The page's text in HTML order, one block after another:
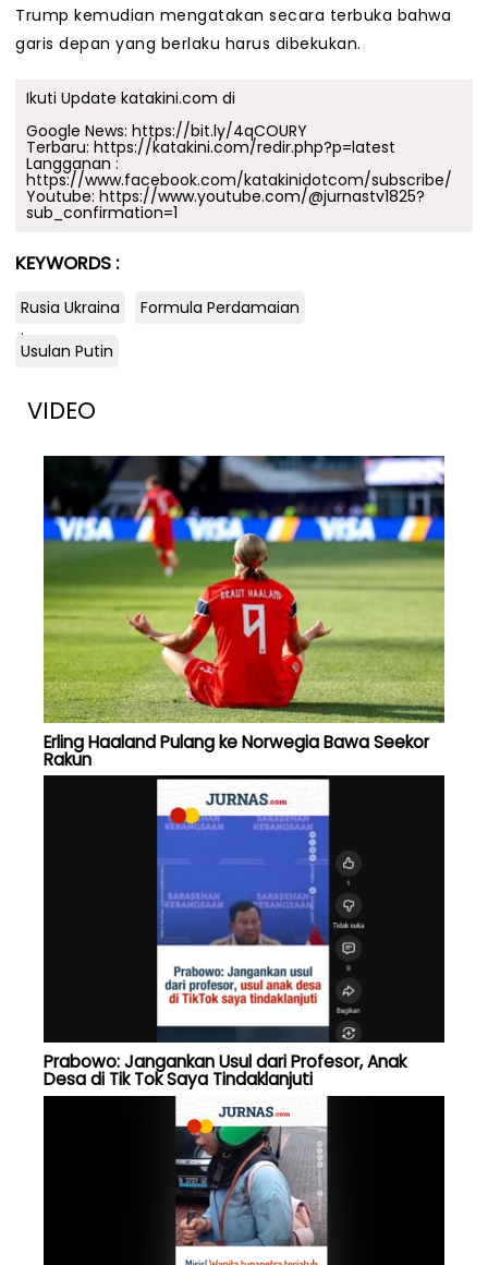
Trump kemudian mengatakan secara terbuka bahwa
garis depan yang berlaku harus dibekukan.
Ikuti Update katakini.com di
Google News: https://bit.ly/4qCOURY
Terbaru: https://katakini.com/redir.php?p=latest
Langganan :
https://www.facebook.com/katakinidotcom/subscribe/
Youtube: https://www.youtube.com/@jurnastv1825?
sub_confirmation=1
KEYWORDS :
Rusia Ukraina
Formula Perdamaian
.
Usulan Putin
VIDEO
Erling Haaland Pulang ke Norwegia Bawa Seekor
Rakun
Prabowo: Jangankan Usul dari Profesor, Anak
Desa di Tik Tok Saya Tindaklanjuti